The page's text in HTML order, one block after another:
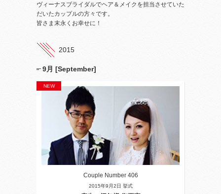
ヴィーナスブライダルでヘア＆メイクを担当させていた
だいたカップルの方々です。
皆さま末永くお幸せに！
2015
9月 [September]
Couple Number 406
2015年9月2日 挙式
NEW